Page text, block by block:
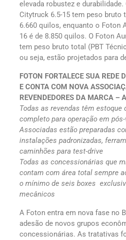
elevada robustez e
Citytruck 6.5-15 tem peso bruto
6.660 quilos, enquanto o Foton
16 é de 8.850 quilos. O Foton
tem peso bruto total (PBT
ou seja, estão projetados para
FOTON FORTALECE SUA REDE
E CONTA COM NOVA
REVENDEDORES DA MARCA –
Todas as revendas têm estoque
completo para operação em pós-
Associadas estão preparadas
instalações padronizadas,
caminhões para test-drive
Todas as concessionárias que
contam com área total sempre
o mínimo de seis boxes
mecânicos
A Foton entra em nova fase no
adesão de novos grupos
concessionárias. As tratativas